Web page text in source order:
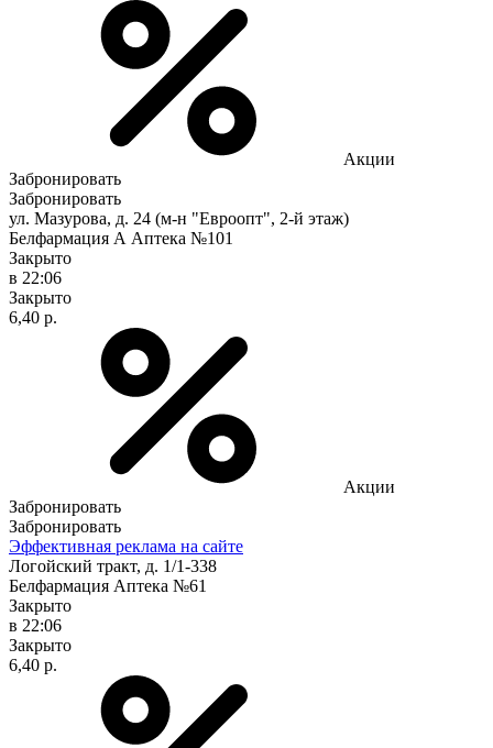
Акции
Забронировать
Забронировать
ул. Мазурова, д. 24 (м-н "Евроопт", 2-й этаж)
Белфармация А Аптека №101
Закрыто
в 22:06
Закрыто
6,40 р.
Акции
Забронировать
Забронировать
Эффективная реклама на сайте
Логойский тракт, д. 1/1-338
Белфармация Аптека №61
Закрыто
в 22:06
Закрыто
6,40 р.